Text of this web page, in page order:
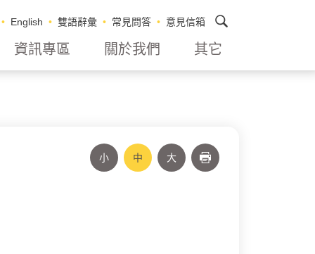
English 雙語辭彙 常見問答 意見信箱
資訊專區 關於我們 其它
小 中 大